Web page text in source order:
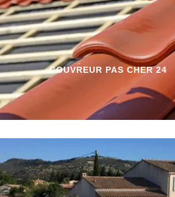
COUVREUR PAS CHER 24